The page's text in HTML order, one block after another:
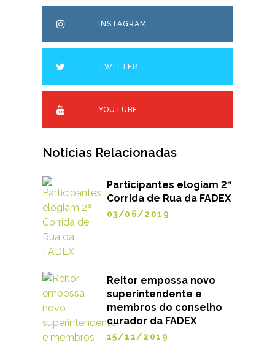
INSTAGRAM
TWITTER
YOUTUBE
Notícias Relacionadas
Participantes elogiam 2ª
Corrida de Rua da FADEX
03/06/2019
Reitor empossa novo
superintendente e
membros do conselho
curador da FADEX
15/11/2019